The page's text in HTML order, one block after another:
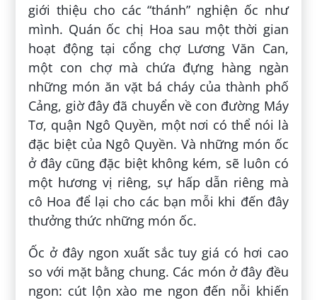
giới thiệu cho các “thánh” nghiện ốc như
mình. Quán ốc chị Hoa sau một thời gian
hoạt động tại cổng chợ Lương Văn Can,
một con chợ mà chứa đựng hàng ngàn
những món ăn vặt bá cháy của thành phố
Cảng, giờ đây đã chuyển về con đường Máy
Tơ, quận Ngô Quyền, một nơi có thể nói là
đặc biệt của Ngô Quyền. Và những món ốc
ở đây cũng đặc biệt không kém, sẽ luôn có
một hương vị riêng, sự hấp dẫn riêng mà
cô Hoa để lại cho các bạn mỗi khi đến đây
thưởng thức những món ốc.
Ốc ở đây ngon xuất sắc tuy giá có hơi cao
so với mặt bằng chung. Các món ở đây đều
ngon: cút lộn xào me ngon đến nỗi khiến